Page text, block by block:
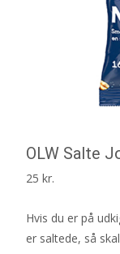
OLW Salte
25 kr.
Hvis du er på
er saltede, så